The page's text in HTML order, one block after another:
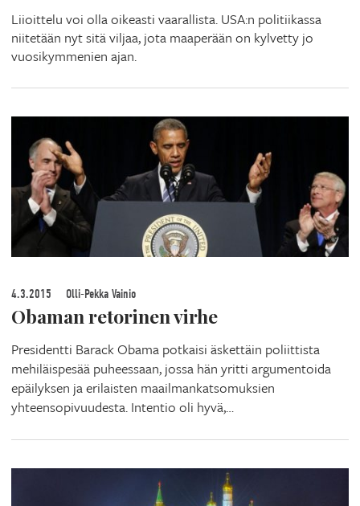
Liioittelu voi olla oikeasti vaarallista. USA:n politiikassa
niitetään nyt sitä viljaa, jota maaperään on kylvetty jo
vuosikymmenien ajan.
4.3.2015 Olli-Pekka Vainio
Obaman retorinen virhe
Presidentti Barack Obama potkaisi äskettäin poliittista
mehiläispesää puheessaan, jossa hän yritti argumentoida
epäilyksen ja erilaisten maailmankatsomuksien
yhteensopivuudesta. Intentio oli hyvä,…